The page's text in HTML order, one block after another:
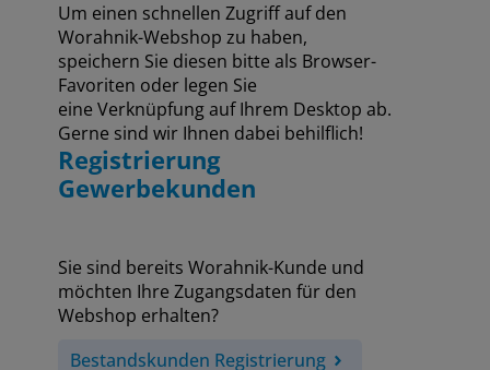
Um einen schnellen Zugriff auf den
Worahnik-Webshop zu haben,
speichern Sie diesen bitte als Browser-
Favoriten oder legen Sie
eine Verknüpfung auf Ihrem Desktop ab.
Gerne sind wir Ihnen dabei behilflich!
Registrierung
Gewerbekunden
Sie sind bereits Worahnik-Kunde und
möchten Ihre Zugangsdaten für den
Webshop erhalten?
Bestandskunden Registrierung